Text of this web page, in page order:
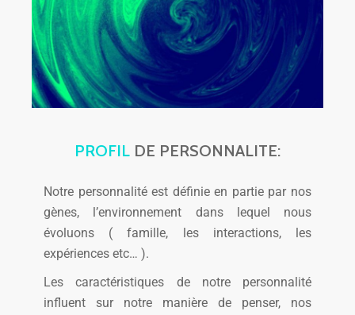
PROFIL DE PERSONNALITE:
Notre personnalité est définie en partie par nos
gènes, l’environnement dans lequel nous
évoluons ( famille, les interactions, les
expériences etc… ).
Les caractéristiques de notre personnalité
influent sur notre manière de penser, nos